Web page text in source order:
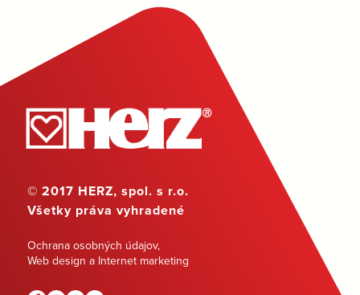
© 2017 HERZ, spol. s r.o.
Všetky práva vyhradené
Ochrana osobných údajov,
Web design a Internet marketing